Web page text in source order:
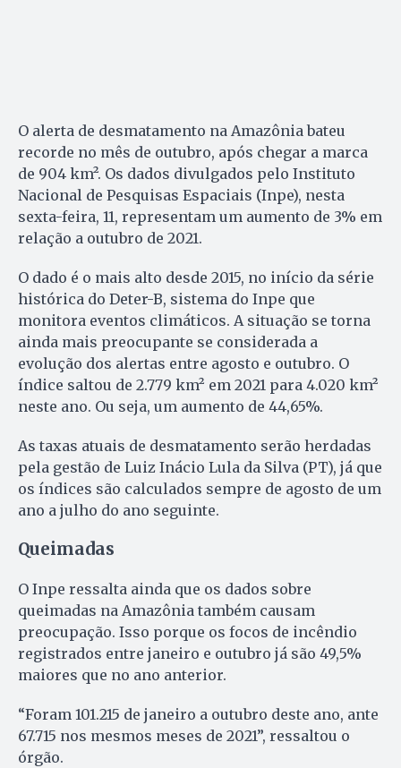
O alerta de desmatamento na Amazônia bateu
recorde no mês de outubro, após chegar a marca
de 904 km². Os dados divulgados pelo Instituto
Nacional de Pesquisas Espaciais (Inpe), nesta
sexta-feira, 11, representam um aumento de 3% em
relação a outubro de 2021.
O dado é o mais alto desde 2015, no início da série
histórica do Deter-B, sistema do Inpe que
monitora eventos climáticos. A situação se torna
ainda mais preocupante se considerada a
evolução dos alertas entre agosto e outubro. O
índice saltou de 2.779 km² em 2021 para 4.020 km²
neste ano. Ou seja, um aumento de 44,65%.
As taxas atuais de desmatamento serão herdadas
pela gestão de Luiz Inácio Lula da Silva (PT), já que
os índices são calculados sempre de agosto de um
ano a julho do ano seguinte.
Queimadas
O Inpe ressalta ainda que os dados sobre
queimadas na Amazônia também causam
preocupação. Isso porque os focos de incêndio
registrados entre janeiro e outubro já são 49,5%
maiores que no ano anterior.
“Foram 101.215 de janeiro a outubro deste ano, ante
67.715 nos mesmos meses de 2021”, ressaltou o
órgão.